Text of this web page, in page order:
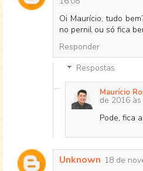
Oi Maurício, tudo
no pernil ou só fica
Responder
Respostas
Maurício
de 2016
Pode, fica
Unknown 18 de